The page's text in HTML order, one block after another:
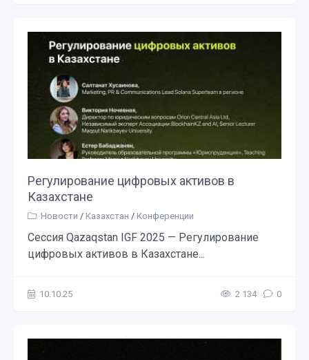
Регулирование цифровых активов в
Казахстане
Новости / Казахстан / Конференции
Сессия Qazaqstan IGF 2025 — Регулирование
цифровых активов в Казахстане...
10.10.25 2 134 0